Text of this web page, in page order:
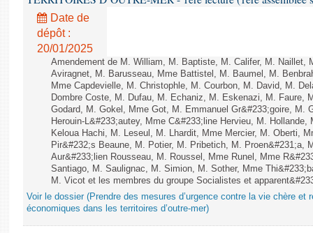
Date de
dépôt :
20/01/2025
Amendement de M. William, M. Baptiste, M. Califer, M. Naillet,
Aviragnet, M. Barusseau, Mme Battistel, M. Baumel, M.
Mme Capdevielle, M. Christophle, M. Courbon, M. David, M.
Dombre Coste, M. Dufau, M. Echaniz, M. Eskenazi, M. Faure,
Godard, M. Gokel, Mme Got, M. Emmanuel Gr&#233;goire, M.
Herouin-L&#233;autey, Mme C&#233;line Hervieu, M.
Keloua Hachi, M. Leseul, M. Lhardit, Mme Mercier, M. Oberti,
Pir&#232;s Beaune, M. Potier, M. Pribetich, M. Proen&#231;a,
Aur&#233;lien Rousseau, M. Roussel, Mme Runel, Mme
Santiago, M. Saulignac, M. Simion, M. Sother, Mme
M. Vicot et les membres du groupe Socialistes et
Voir le dossier (Prendre des mesures d’urgence contre la vie chère et
économiques dans les territoires d’outre-mer)